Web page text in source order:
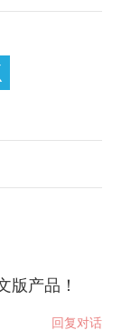
版产品！
回复对话